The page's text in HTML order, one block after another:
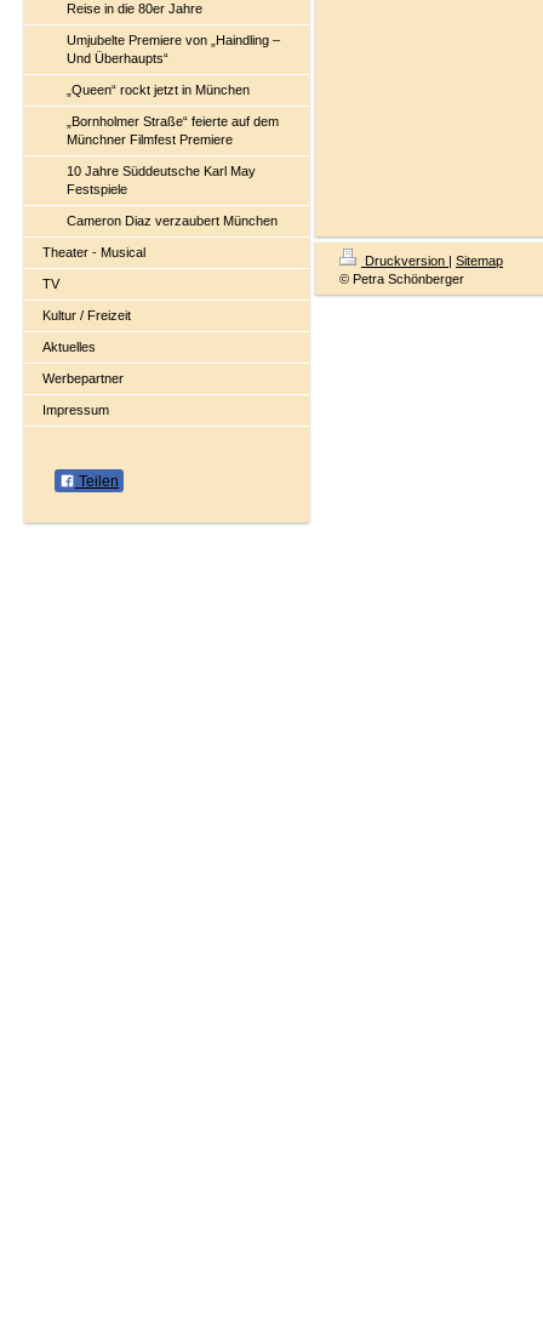
Reise in die 80er Jahre
Umjubelte Premiere von „Haindling –
Und Überhaupts“
„Queen“ rockt jetzt in München
„Bornholmer Straße“ feierte auf dem
Münchner Filmfest Premiere
10 Jahre Süddeutsche Karl May
Festspiele
Cameron Diaz verzaubert München
Theater - Musical
TV
Kultur / Freizeit
Aktuelles
Werbepartner
Impressum
Teilen
Druckversion | Sitemap
© Petra Schönberger